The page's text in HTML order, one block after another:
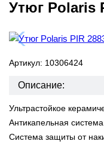
Утюг Polaris
Артикул: 10306424
Описание:
Ультрастойкое
Антикапельная система.
Система защиты от